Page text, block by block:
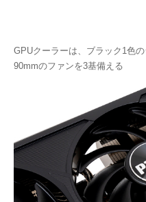
GPUクーラーは、ブラック1色
90mmのファンを3基備える